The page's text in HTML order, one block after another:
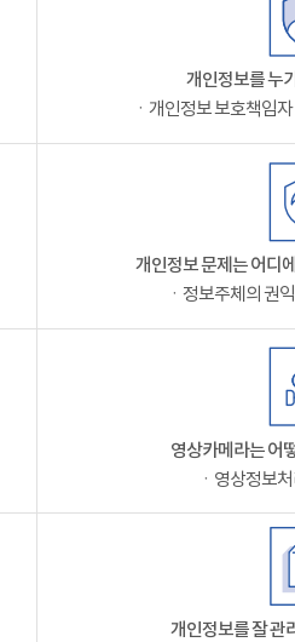
개인정보를 누
ㆍ개인정보 보호책임
개인정보 문제는 어디
ㆍ정보주체의 권
영상카메라는 어
ㆍ영상정보
개인정보를 잘 관